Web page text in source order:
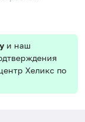
и наш
Хеликс по